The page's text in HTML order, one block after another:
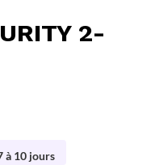
2-
à 10 jours